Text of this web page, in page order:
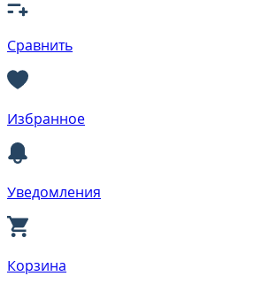
Сравнить
Избранное
Уведомления
Корзина